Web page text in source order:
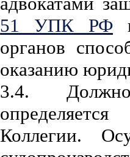
51 УПК РФ
органов
оказанию
3.4.
Коллегии.